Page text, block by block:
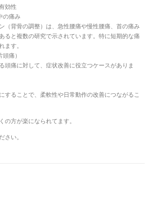
効性
の痛み
（背骨の調整）は、急性腰痛や慢性腰痛、首の痛み
ると複数の研究で示されています。特に短期的な痛
ます。
痛）
頭痛に対して、症状改善に役立つケースがありま
することで、柔軟性や日常動作の改善につながるこ
の方が楽になられてます。
さい。